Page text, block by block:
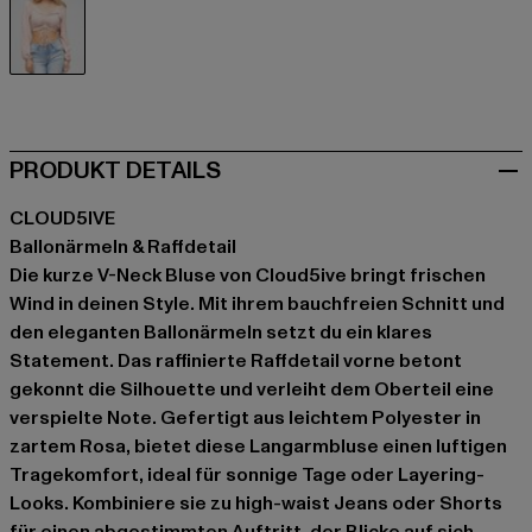
PRODUKT DETAILS
CLOUD5IVE
Ballonärmeln & Raffdetail
Die kurze V-Neck Bluse von Cloud5ive bringt frischen
Wind in deinen Style. Mit ihrem bauchfreien Schnitt und
den eleganten Ballonärmeln setzt du ein klares
Statement. Das raffinierte Raffdetail vorne betont
gekonnt die Silhouette und verleiht dem Oberteil eine
verspielte Note. Gefertigt aus leichtem Polyester in
zartem Rosa, bietet diese Langarmbluse einen luftigen
Tragekomfort, ideal für sonnige Tage oder Layering-
Looks. Kombiniere sie zu high-waist Jeans oder Shorts